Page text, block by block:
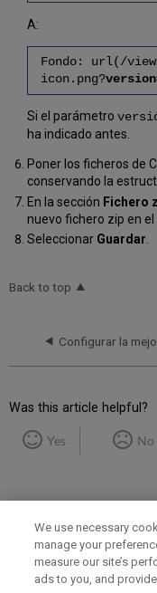
A:
Fondo: url(/
icon.png?
Si el parámetro
ha indicado antes.
Poner los ficheros de
conservando la
En la sección Fichero
nuevo fichero zip en
Seleccionar Guardar.
Back to top
Was this article helpful?
Yes No
Term of Use Privacy
We use necessary
manage your
measure our site’s
ads to you, and